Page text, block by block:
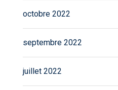
octobre 2022
septembre 2022
juillet 2022